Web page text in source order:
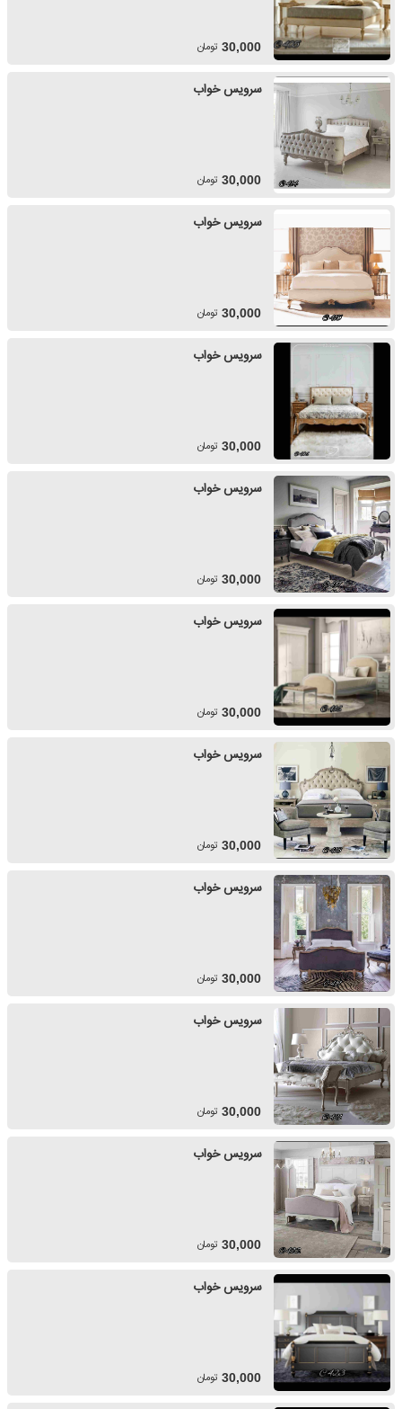
30,000 تومان
سرویس خواب
30,000 تومان
سرویس خواب
30,000 تومان
سرویس خواب
30,000 تومان
سرویس خواب
30,000 تومان
سرویس خواب
30,000 تومان
سرویس خواب
30,000 تومان
سرویس خواب
30,000 تومان
سرویس خواب
30,000 تومان
سرویس خواب
30,000 تومان
سرویس خواب
30,000 تومان